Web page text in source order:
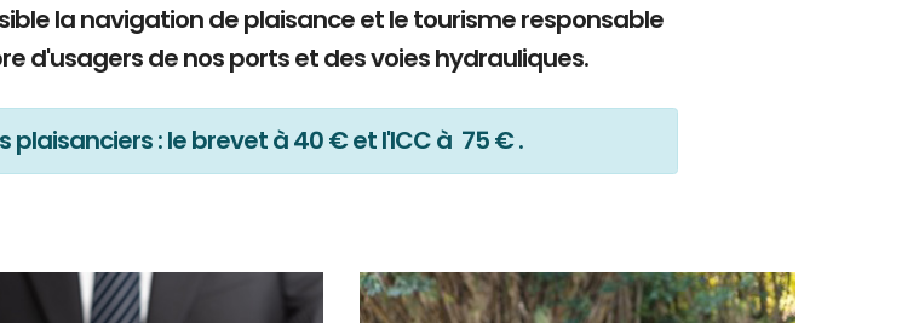
la navigation de plaisance et le tourisme responsable
d'usagers de nos ports et des voies hydrauliques.
plaisanciers : le brevet à 40 € et l'ICC à 75 € .